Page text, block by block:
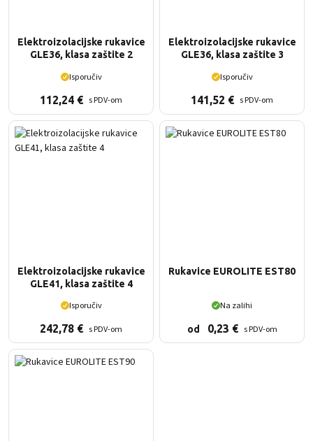
Elektroizolacijske rukavice
GLE36, klasa zaštite 2
Isporučiv
112,24 € s PDV-om
Elektroizolacijske rukavice
GLE36, klasa zaštite 3
Isporučiv
141,52 € s PDV-om
Elektroizolacijske rukavice
GLE41, klasa zaštite 4
Isporučiv
242,78 € s PDV-om
Rukavice EUROLITE EST80
Na zalihi
od 0,23 € s PDV-om